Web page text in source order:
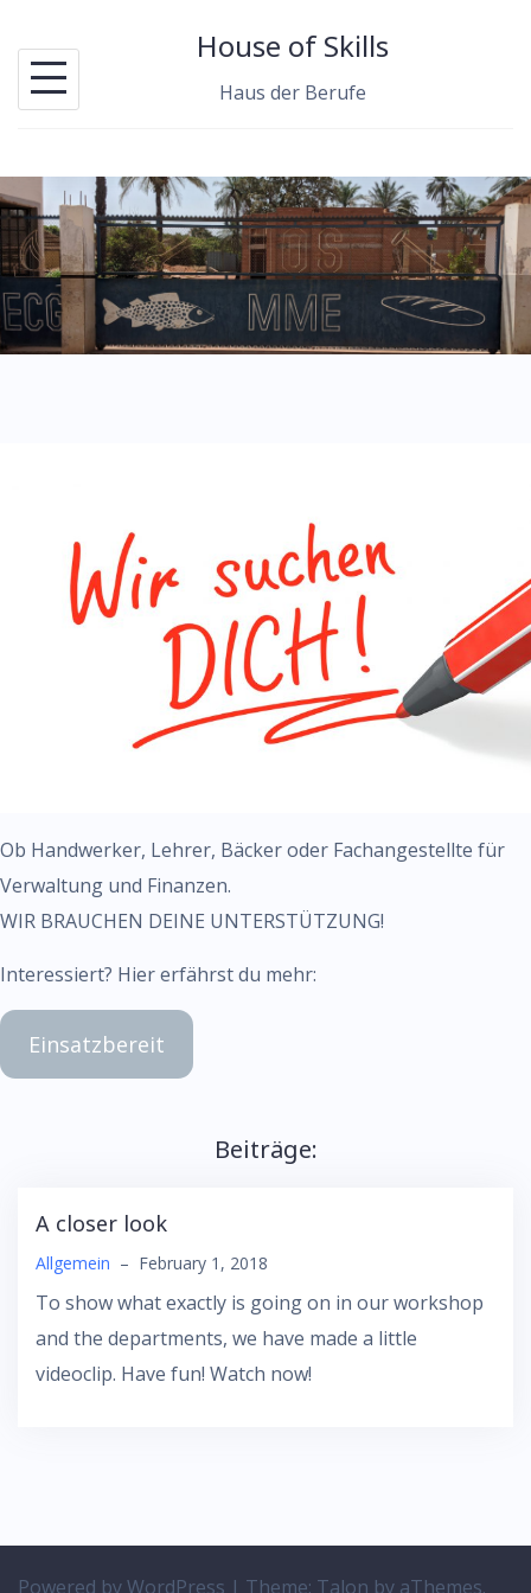
o
c
o
n
t
House of Skills
Haus der Berufe
Ob Handwerker, Lehrer, Bäcker oder Fachangestellte für
Verwaltung und Finanzen.
WIR BRAUCHEN DEINE UNTERSTÜTZUNG!
Interessiert? Hier erfährst du mehr:
Einsatzbereit
Beiträge:
A closer look
Allgemein – February 1, 2018
To show what exactly is going on in our workshop
and the departments, we have made a little
videoclip. Have fun! Watch now!
Powered by WordPress | Theme: Talon by aThemes.